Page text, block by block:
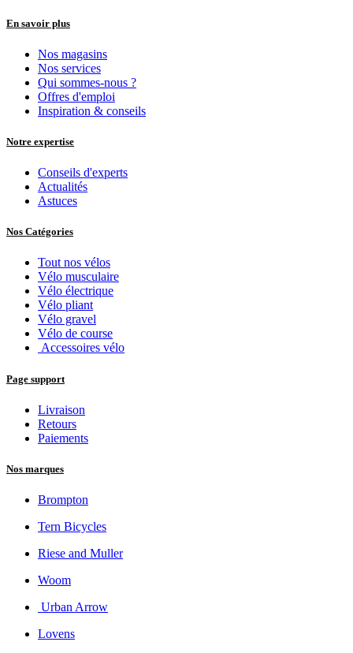
En savoir plus
Nos magasins
Nos services
Qui sommes-nous ?
Offres d'emploi
Inspiration & conseils
Notre expertise
Conseils d'experts
Actualités
Astuces
Nos Catégories
Tout nos vélos
Vélo musculaire
Vélo électrique
Vélo pliant
Vélo gravel
Vélo de course
Accessoires vélo
Page support
Livraison
Retours
Paiements
Nos marques
Brompton
Tern Bicycles
Riese and Muller
Woom
Urban Arrow
Lovens